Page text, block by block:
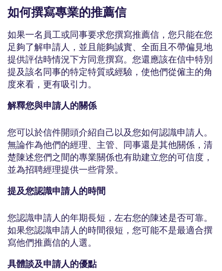
如何撰寫專業的推薦信
如果一名員工或同事要求您撰寫推薦信，您只能在您
足夠了解申請人，並且能夠誠實、全面且不帶偏見地
提供評估時情況下方同意撰寫。您還應該在信中特別
提及該名同事的特定特質或經驗，使他們從僱主的角
度來看，更有吸引力。
解釋您與申請人的關係
您可以於信件開頭介紹自己以及您如何認識申請人。
無論作為他們的經理、主管、同事還是其他關係，清
楚陳述您們之間的專業關係也有助建立您的可信度，
並為招聘經理提供一些背景。
提及您認識申請人的時間
您認識申請人的年期長短，左右您的陳述是否可靠。
如果您認識申請人的時間很短，您可能不是最適合撰
寫他們推薦信的人選。
具體談及申請人的優點